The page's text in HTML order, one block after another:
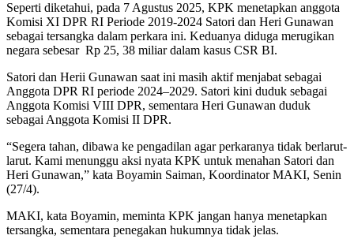
Seperti diketahui, pada 7 Agustus 2025, KPK menetapkan anggota
Komisi XI DPR RI Periode 2019-2024 Satori dan Heri Gunawan
sebagai tersangka dalam perkara ini. Keduanya diduga merugikan
negara sebesar Rp 25, 38 miliar dalam kasus CSR BI.
Satori dan Herii Gunawan saat ini masih aktif menjabat sebagai
Anggota DPR RI periode 2024–2029. Satori kini duduk sebagai
Anggota Komisi VIII DPR, sementara Heri Gunawan duduk
sebagai Anggota Komisi II DPR.
“Segera tahan, dibawa ke pengadilan agar perkaranya tidak berlarut-
larut. Kami menunggu aksi nyata KPK untuk menahan Satori dan
Heri Gunawan,” kata Boyamin Saiman, Koordinator MAKI, Senin
(27/4).
MAKI, kata Boyamin, meminta KPK jangan hanya menetapkan
tersangka, sementara penegakan hukumnya tidak jelas.